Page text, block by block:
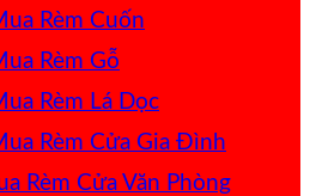
Rèm Cuốn
Rèm Gỗ
Rèm Lá Dọc
Rèm Cửa Gia Đình
Rèm Cửa Văn Phòng